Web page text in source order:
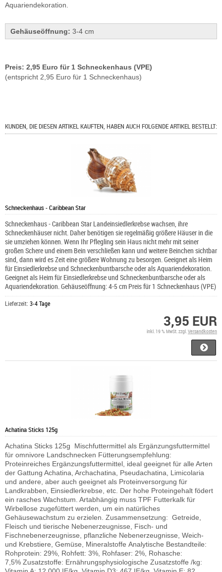
Aquariendekoration.
Gehäuseöffnung: 3-4 cm
Preis: 2,95 Euro für 1 Schneckenhaus (VPE)
(entspricht 2,95 Euro für 1 Schneckenhaus)
KUNDEN, DIE DIESEN ARTIKEL KAUFTEN, HABEN AUCH FOLGENDE ARTIKEL BESTELLT:
Schneckenhaus - Caribbean Star
Schneckenhaus - Caribbean Star Landeinsiedlerkrebse wachsen, ihre
Schneckenhäuser nicht. Daher benötigen sie regelmäßig größere Häuser in die
sie umziehen können. Wenn Ihr Pflegling sein Haus nicht mehr mit seiner
großen Schere und einem Bein verschließen kann und weitere Beinchen sichtbar
sind, dann wird es Zeit eine größere Wohnung zu besorgen. Geeignet als Heim
für Einsiedlerkrebse und Schneckenbuntbarsche oder als Aquariendekoration.
Geeignet als Heim für Einsiedlerkrebse und Schneckenbuntbarsche oder als
Aquariendekoration. Gehäuseöffnung: 4-5 cm Preis für 1 Schneckenhaus (VPE)
Lieferzeit: 3-4 Tage
3,95 EUR
inkl. 19 % MwSt. zzgl.Versandkosten
Achatina Sticks 125g
Achatina Sticks 125g Mischfuttermittel als Ergänzungsfuttermittel
für omnivore Landschnecken Fütterungsempfehlung:
Proteinreiches Ergänzungsfuttermittel, ideal geeignet für alle Arten
der Gattung Achatina, Archachatina, Pseudachatina, Limicolaria
und andere, aber auch geeignet als Proteinversorgung für
Landkrabben, Einsiedlerkrebse, etc. Der hohe Proteingehalt födert
ein rasches Wachstum. Artabhängig muss TPF Futterkalk für
Wirbellose zugefüttert werden, um ein natürliches
Gehäusewachstum zu erzielen. Zusammensetzung: Getreide,
Fleisch und tierische Nebenerzeugnisse, Fisch- und
Fischnebenerzeugnisse, pflanzliche Nebenerzeugnisse, Weich-
und Krebstiere, Gemüse, Mineralstoffe Analytische Bestandteile:
Rohprotein: 29%, Rohfett: 3%, Rohfaser: 2%, Rohasche:
7,5% Zusatzstoffe: Ernährungsphysiologische Zusatzstoffe /kg: